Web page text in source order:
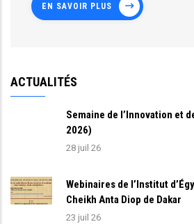
EN SAVOIR PLUS
ACTUALITÉS
Semaine de l’Innovation et
2026)
28 juil 26
Webinaires de l’Institut
Cheikh Anta Diop de Dakar
23 juil 26